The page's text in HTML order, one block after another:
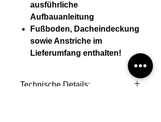
ausführliche
Aufbauanleitung
Fußboden, Dacheindeckung
sowie Anstriche im
Lieferumfang enthalten!
Technische Details: